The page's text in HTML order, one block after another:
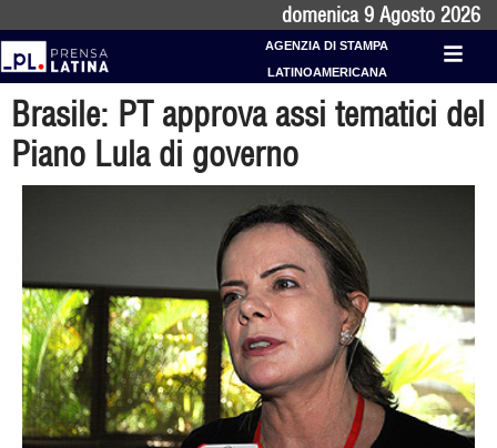
domenica 9 Agosto 2026
AGENZIA DI STAMPA
LATINOAMERICANA
Brasile: PT approva assi tematici del
Piano Lula di governo